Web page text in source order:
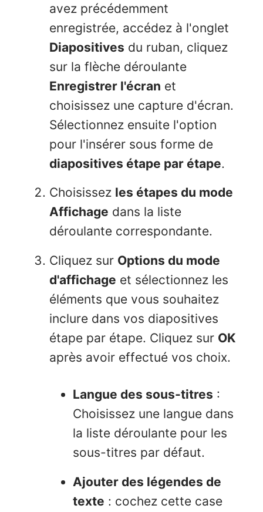
avez précédemment
enregistrée, accédez à l'onglet
Diapositives du ruban, cliquez
sur la flèche déroulante
Enregistrer l'écran et
choisissez une capture d'écran.
Sélectionnez ensuite l'option
pour l'insérer sous forme de
diapositives étape par étape.
Choisissez les étapes du mode
Affichage dans la liste
déroulante correspondante.
Cliquez sur Options du mode
d'affichage et sélectionnez les
éléments que vous souhaitez
inclure dans vos diapositives
étape par étape. Cliquez sur OK
après avoir effectué vos choix.
Langue des sous-titres :
Choisissez une langue dans
la liste déroulante pour les
sous-titres par défaut.
Ajouter des légendes de
texte : cochez cette case